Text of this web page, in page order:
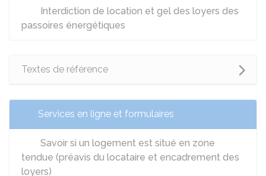
Interdiction de location et gel des loyers des
passoires énergétiques
Textes de référence
Services en ligne et formulaires
Savoir si un logement est situé en zone
tendue (préavis du locataire et encadrement des
loyers)